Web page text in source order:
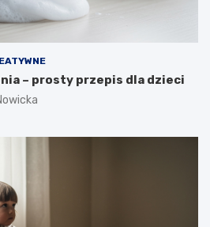
– prosty przepis dla dzieci